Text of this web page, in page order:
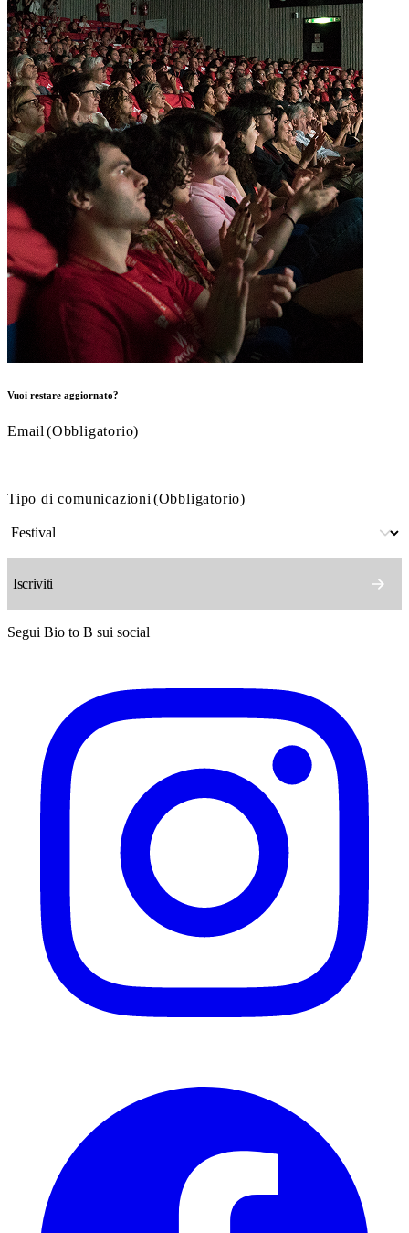
Vuoi restare aggiornato?
Email (Obbligatorio)
Tipo di comunicazioni (Obbligatorio)
Segui Bio to B sui social